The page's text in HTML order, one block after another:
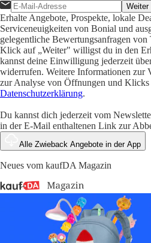
Weiter
Erhalte Angebote, Prospekte, lokale
Serviceneuigkeiten von Bonial und
gelegentliche Bewertungsanfragen
Klick auf „Weiter" willigst du in den
kannst deine Einwilligung jederzeit
widerrufen. Weitere Informationen zur
zur Analyse von Öffnungen und Klicks
Datenschutzerklärung.
Du kannst dich jederzeit vom
in der E-Mail enthaltenen Link zur
Alle Zwieback Angebote in der App
Neues vom kaufDA Magazin